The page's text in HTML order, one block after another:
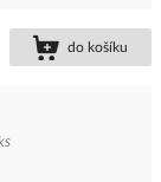
do košíku